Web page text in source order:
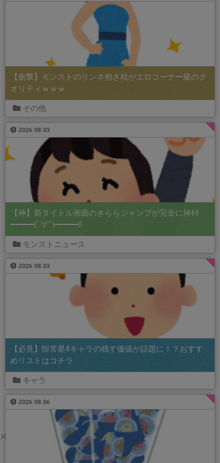
【衝撃】モンストのリンネ抱き枕がエロコーナー級のク
オリティｗｗｗ
その他
2026.08.03
【神】新タイトル画面のきららジャンプが完全に神ｷﾀ
━━━(ﾟ∀ﾟ)━━━!!
モンストニュース
2026.08.03
【必見】恒常星4キャラの残す価値が話題に！？おすす
めリストはコチラ
キャラ
2026.08.06